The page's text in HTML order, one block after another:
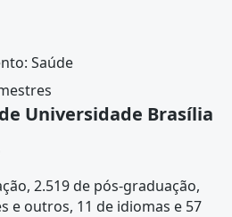
Saúde
Universidade Brasília
2.519 de pós-graduação,
e outros, 11 de idiomas e 57